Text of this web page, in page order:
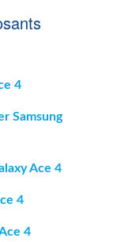
4
Samsung
Ace 4
4
4